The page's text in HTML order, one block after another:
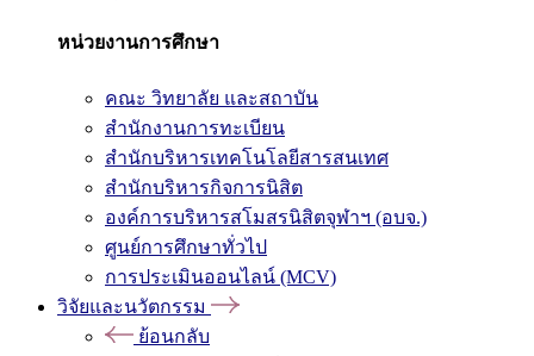
หน่วยงานการศึกษา
คณะ วิทยาลัย และสถาบัน
สำนักงานการทะเบียน
สำนักบริหารเทคโนโลยีสารสนเทศ
สำนักบริหารกิจการนิสิต
องค์การบริหารสโมสรนิสิตจุฬาฯ (อบจ.)
ศูนย์การศึกษาทั่วไป
การประเมินออนไลน์ (MCV)
วิจัยและนวัตกรรม
ย้อนกลับ